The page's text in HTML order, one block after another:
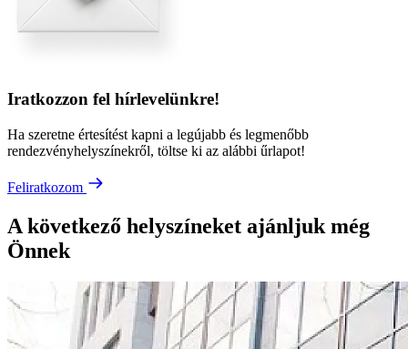
Iratkozzon fel hírlevelünkre!
Ha szeretne értesítést kapni a legújabb és legmenőbb
rendezvényhelyszínekről, töltse ki az alábbi űrlapot!
Feliratkozom
A következő helyszíneket ajánljuk még
Önnek